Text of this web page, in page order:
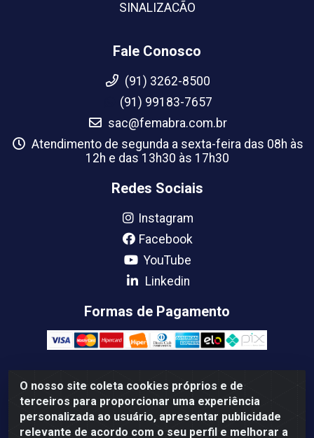
O nosso site coleta cookies próprios e de
terceiros para proporcionar uma experiência
personalizada ao usuário, apresentar publicidade
relevante de acordo com o seu perfil e melhorar a
SINALIZACÃO
Fale Conosco
(91) 3262-8500
(91) 99183-7657
sac@femabra.com.br
Atendimento de segunda a sexta-feira das 08h às
12h e das 13h30 às 17h30
Redes Sociais
Instagram
Facebook
YouTube
Linkedin
Formas de Pagamento
Femabra Comercio de Ferramentas e Maquinas LTDA -
07.772.337/0001-66 - BR 316 Km 08 Rua Joao Canuto, 195 -
Centro, Ananindeua/PA - CEP: 67030-130